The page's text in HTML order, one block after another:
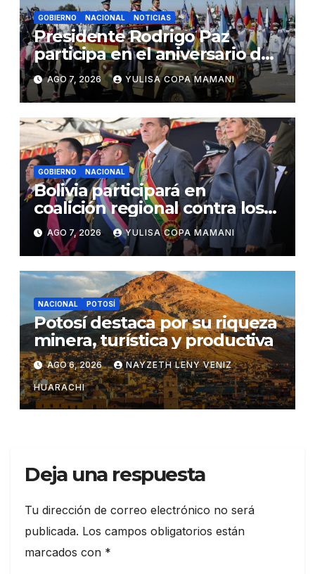
GOBIERNO NACIONAL NOTICIAS
Presidente Rodrigo Paz
participa en el aniversario de
las Fuerzas Armadas
AGO 7, 2026 YULISA COPA MAMANI
GOBIERNO NACIONAL
Bolivia participará en
coalición regional contra los
cárteles del narcotráfico
AGO 7, 2026 YULISA COPA MAMANI
NACIONAL POTOSÍ
Potosí destaca por su riqueza
minera, turística y productiva
AGO 6, 2026 NAYZETH LENY VENIZ
HUARACHI
Deja una respuesta
Tu dirección de correo electrónico no será
publicada. Los campos obligatorios están
marcados con *